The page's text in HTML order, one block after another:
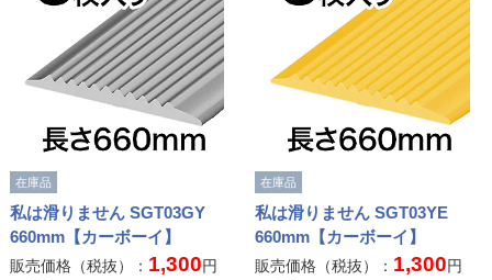
在庫品
私は滑りません SGT03GY
660mm【カーボーイ】
販売価格（税抜）： 1,300円
在庫品
私は滑りません SGT03YE
660mm【カーボーイ】
販売価格（税抜）： 1,300円